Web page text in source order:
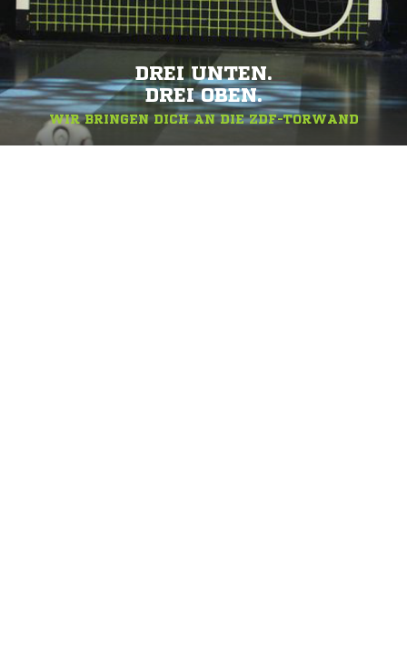
DREI UNTEN.
DREI OBEN.
WIR BRINGEN DICH AN DIE ZDF-TORWAND